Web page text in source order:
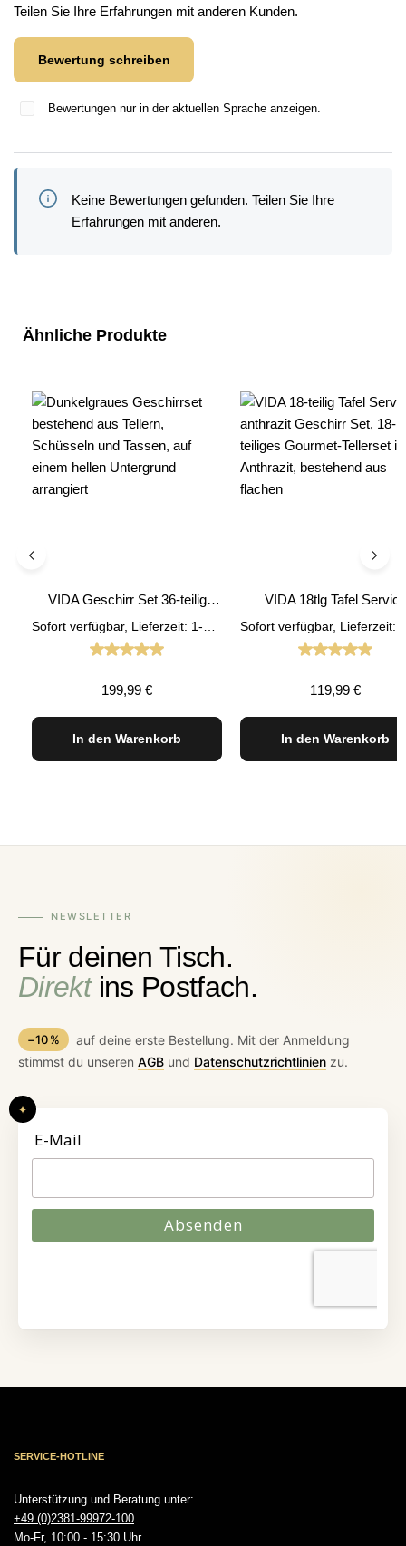
Teilen Sie Ihre Erfahrungen mit anderen Kunden.
Bewertung schreiben
Bewertungen nur in der aktuellen Sprache anzeigen.
Keine Bewertungen gefunden. Teilen Sie Ihre
Erfahrungen mit anderen.
Produktgalerie überspringen
Ähnliche Produkte
VIDA Geschirr Set 36-teilig
Sofort verfügbar, Lieferzeit: 1-3 Tage
Durchschnittliche Bewertung von 4.92 von 5
Regulärer Preis:
199,99 €
In den Warenkorb
VIDA 18tlg Tafel Service
Regulärer Preis:
119,99 €
In den Warenkorb
NEWSLETTER
Für deinen Tisch.
Direktins Postfach.
−10 %
auf deine erste Bestellung. Mit der Anmeldung
stimmst du unseren AGB und Datenschutzrichtlinien zu.
SERVICE-HOTLINE
Unterstützung und Beratung unter:
+49 (0)2381-99972-100
Mo-Fr, 10:00 - 15:30 Uhr